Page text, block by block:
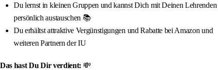
Du lernst in kleinen Gruppen und kannst Dich mit Deinen Lehrenden
persönlich austauschen 📚
Du erhältst attraktive Vergünstigungen und Rabatte bei Amazon und
weiteren Partnern der IU
Das hast Du Dir verdient: 💸